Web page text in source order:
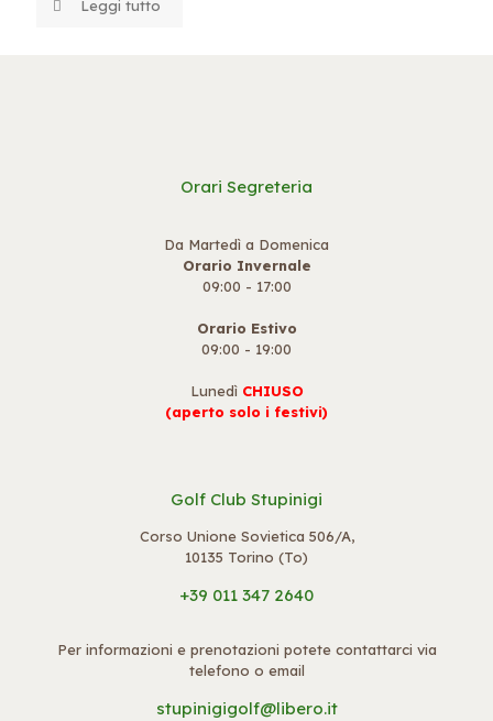
Leggi tutto
Orari Segreteria
Da Martedì a Domenica
Orario Invernale
09:00 - 17:00
Orario Estivo
09:00 - 19:00
Lunedì CHIUSO
(aperto solo i festivi)
Golf Club Stupinigi
Corso Unione Sovietica 506/A,
10135 Torino (To)
+39 011 347 2640
Per informazioni e prenotazioni potete contattarci via
telefono o email
stupinigigolf@libero.it